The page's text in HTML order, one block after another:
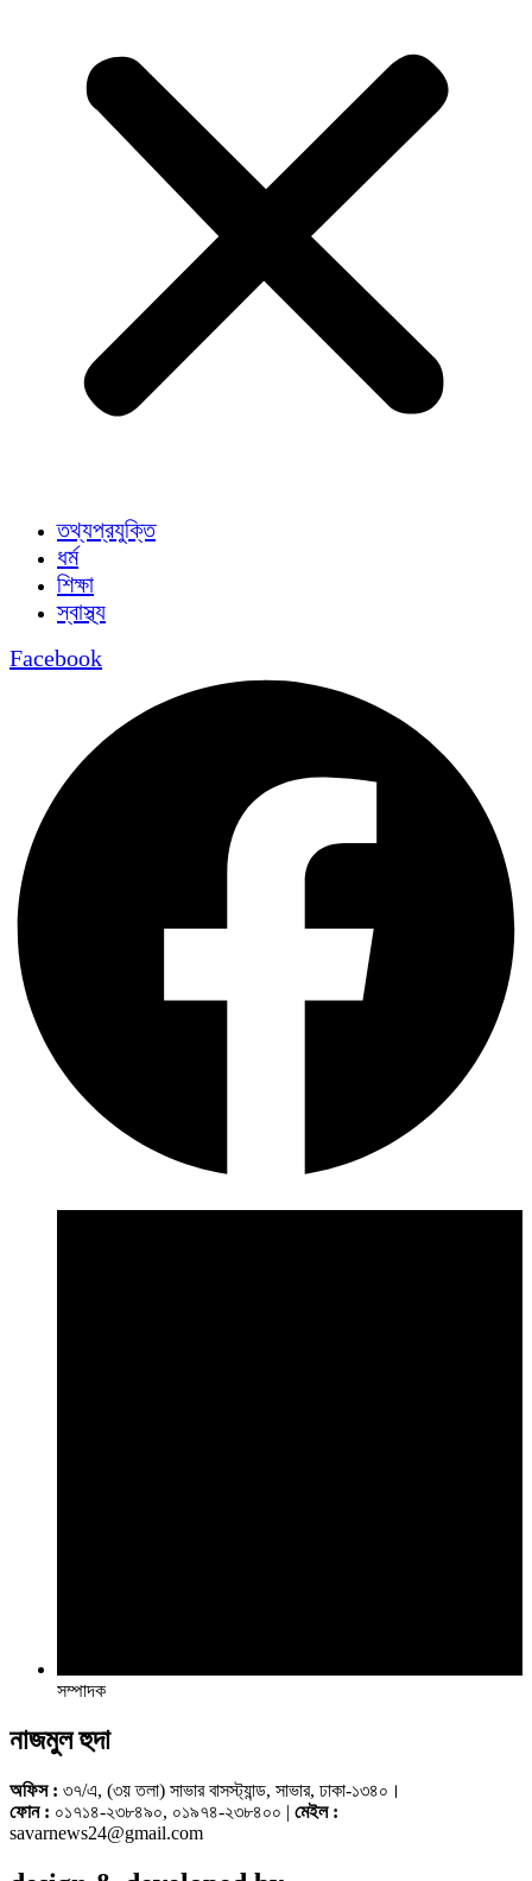
তথ্যপ্রযুক্তি
ধর্ম
শিক্ষা
স্বাস্থ্য
Facebook
সম্পাদক
নাজমুল হুদা
অফিস : ৩৭/এ, (৩য় তলা) সাভার বাসস্ট্যান্ড, সাভার, ঢাকা-১৩৪০।
ফোন : ০১৭১৪-২৩৮৪৯০, ০১৯৭৪-২৩৮৪০০ | মেইল :
savarnews24@gmail.com